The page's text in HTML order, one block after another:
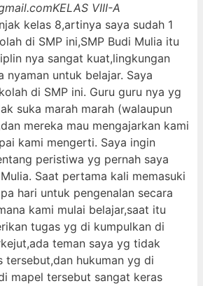
KELAS VIII-A
kelas 8,artinya saya sudah 1
di SMP ini,SMP Budi Mulia itu
nya sangat kuat,lingkungan
nyaman untuk belajar. Saya
di SMP ini. Guru guru nya yg
suka marah marah (walaupun
mereka mau mengajarkan kami
kami mengerti. Saya ingin
peristiwa yg pernah saya
Saat pertama kali memasuki
hari untuk pengenalan secara
kami mulai belajar,saat itu
tugas yg di kumpulkan di
teman saya yg tidak
tersebut,dan hukuman yg di
mapel tersebut sangat keras